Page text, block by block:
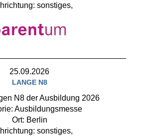
sonstiges,
25.09.2026
LANGE N8
N8 der Ausbildung 2026
Ausbildungsmesse
Ort: Berlin
sonstiges,